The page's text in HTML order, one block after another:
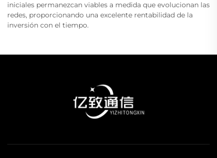
iniciales permanezcan viables a medida que evolucionan las
redes, proporcionando una excelente rentabilidad de la
inversión con el tiempo.